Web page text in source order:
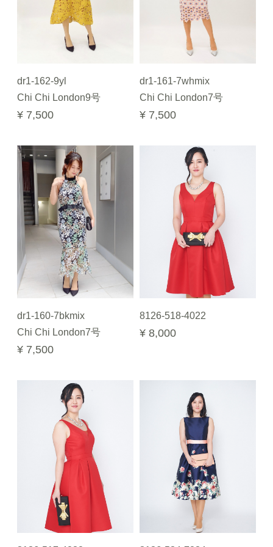
dr1-162-9yl
Chi Chi London9号
¥ 7,500
dr1-161-7whmix
Chi Chi London7号
¥ 7,500
dr1-160-7bkmix
Chi Chi London7号
¥ 7,500
8126-518-4022
¥ 8,000